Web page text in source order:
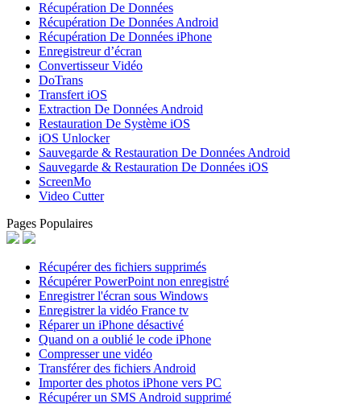
Récupération De Données
Récupération De Données Android
Récupération De Données iPhone
Enregistreur d’écran
Convertisseur Vidéo
DoTrans
Transfert iOS
Extraction De Données Android
Restauration De Système iOS
iOS Unlocker
Sauvegarde & Restauration De Données Android
Sauvegarde & Restauration De Données iOS
ScreenMo
Video Cutter
Pages Populaires
Récupérer des fichiers supprimés
Récupérer PowerPoint non enregistré
Enregistrer l'écran sous Windows
Enregistrer la vidéo France tv
Réparer un iPhone désactivé
Quand on a oublié le code iPhone
Compresser une vidéo
Transférer des fichiers Android
Importer des photos iPhone vers PC
Récupérer un SMS Android supprimé